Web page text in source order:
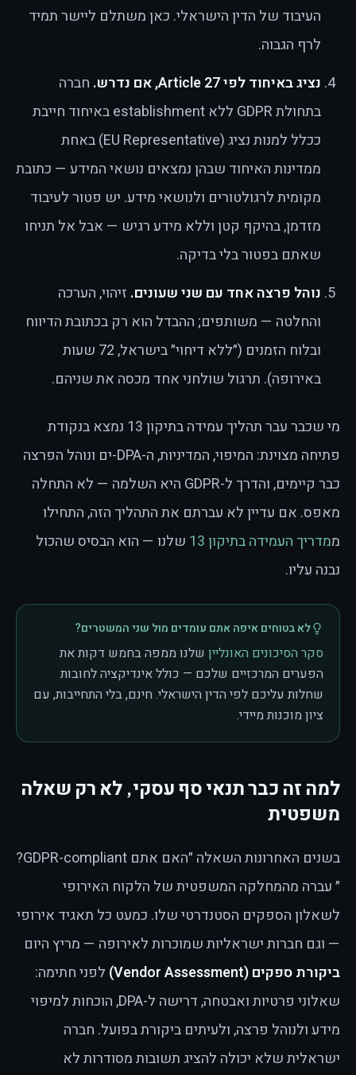
העיבוד של הדין הישראלי. כאן משתלם ליישר תמיד
לרף הגבוה.
נציג באיחוד לפי Article 27, אם נדרש.
חברה
בתחולת GDPR ללא establishment באיחוד חייבת
ככלל למנות נציג (EU Representative) באחת
ממדינות האיחוד שבהן נמצאים נושאי המידע — כתובת
מקומית לרגולטורים ולנושאי מידע. יש פטור לעיבוד
מזדמן, בהיקף קטן וללא מידע רגיש — אבל אל תניחו
שאתם בפטור בלי בדיקה.
נוהל פרצה אחד עם שני שעונים. זיהוי, הערכה
והחלטה — משותפים; ההבדל הוא רק בכתובת הדיווח
ובלוח הזמנים (״ללא דיחוי״ בישראל, 72 שעות
באירופה). תרגול שולחני אחד מכסה את שניהם.
מי שכבר עבר תהליך עמידה בתיקון 13 נמצא בנקודת
פתיחה מצוינת: המיפוי, המדיניות, ה-DPA-ים ונוהל הפרצה
כבר קיימים, והדרך ל-GDPR היא השלמה — לא התחלה
מאפס. אם עדיין לא עברתם את התהליך הזה, התחילו
ממדריך העמידה בתיקון 13
שלנו — הוא הבסיס שהכול
נבנה עליו.
לא בטוחים איפה אתם עומדים מול שני המשטרים?
סקר הסיכונים האונליין שלנו ממפה בחמש דקות את
הפערים המרכזיים שלכם — כולל אינדיקציה לחובות
שחלות עליכם לפי הדין הישראלי. חינם, בלי התחייבות, עם
ציון מוכנות מיידי.
למה זה כבר תנאי סף עסקי, לא רק שאלה
משפטית
בשנים האחרונות השאלה ״האם אתם GDPR-compliant?
״ עברה מהמחלקה המשפטית של הלקוח האירופי
לשאלון הספקים הסטנדרטי שלו. כמעט כל תאגיד אירופי
— וגם חברות ישראליות שמוכרות לאירופה — מריץ היום
ביקורת ספקים (Vendor Assessment)
לפני חתימה:
שאלוני פרטיות ואבטחה, דרישה ל-DPA, הוכחות למיפוי
מידע ולנוהל פרצה, ולעיתים ביקורת בפועל. חברה
ישראלית שלא יכולה להציג תשובות מסודרות לא